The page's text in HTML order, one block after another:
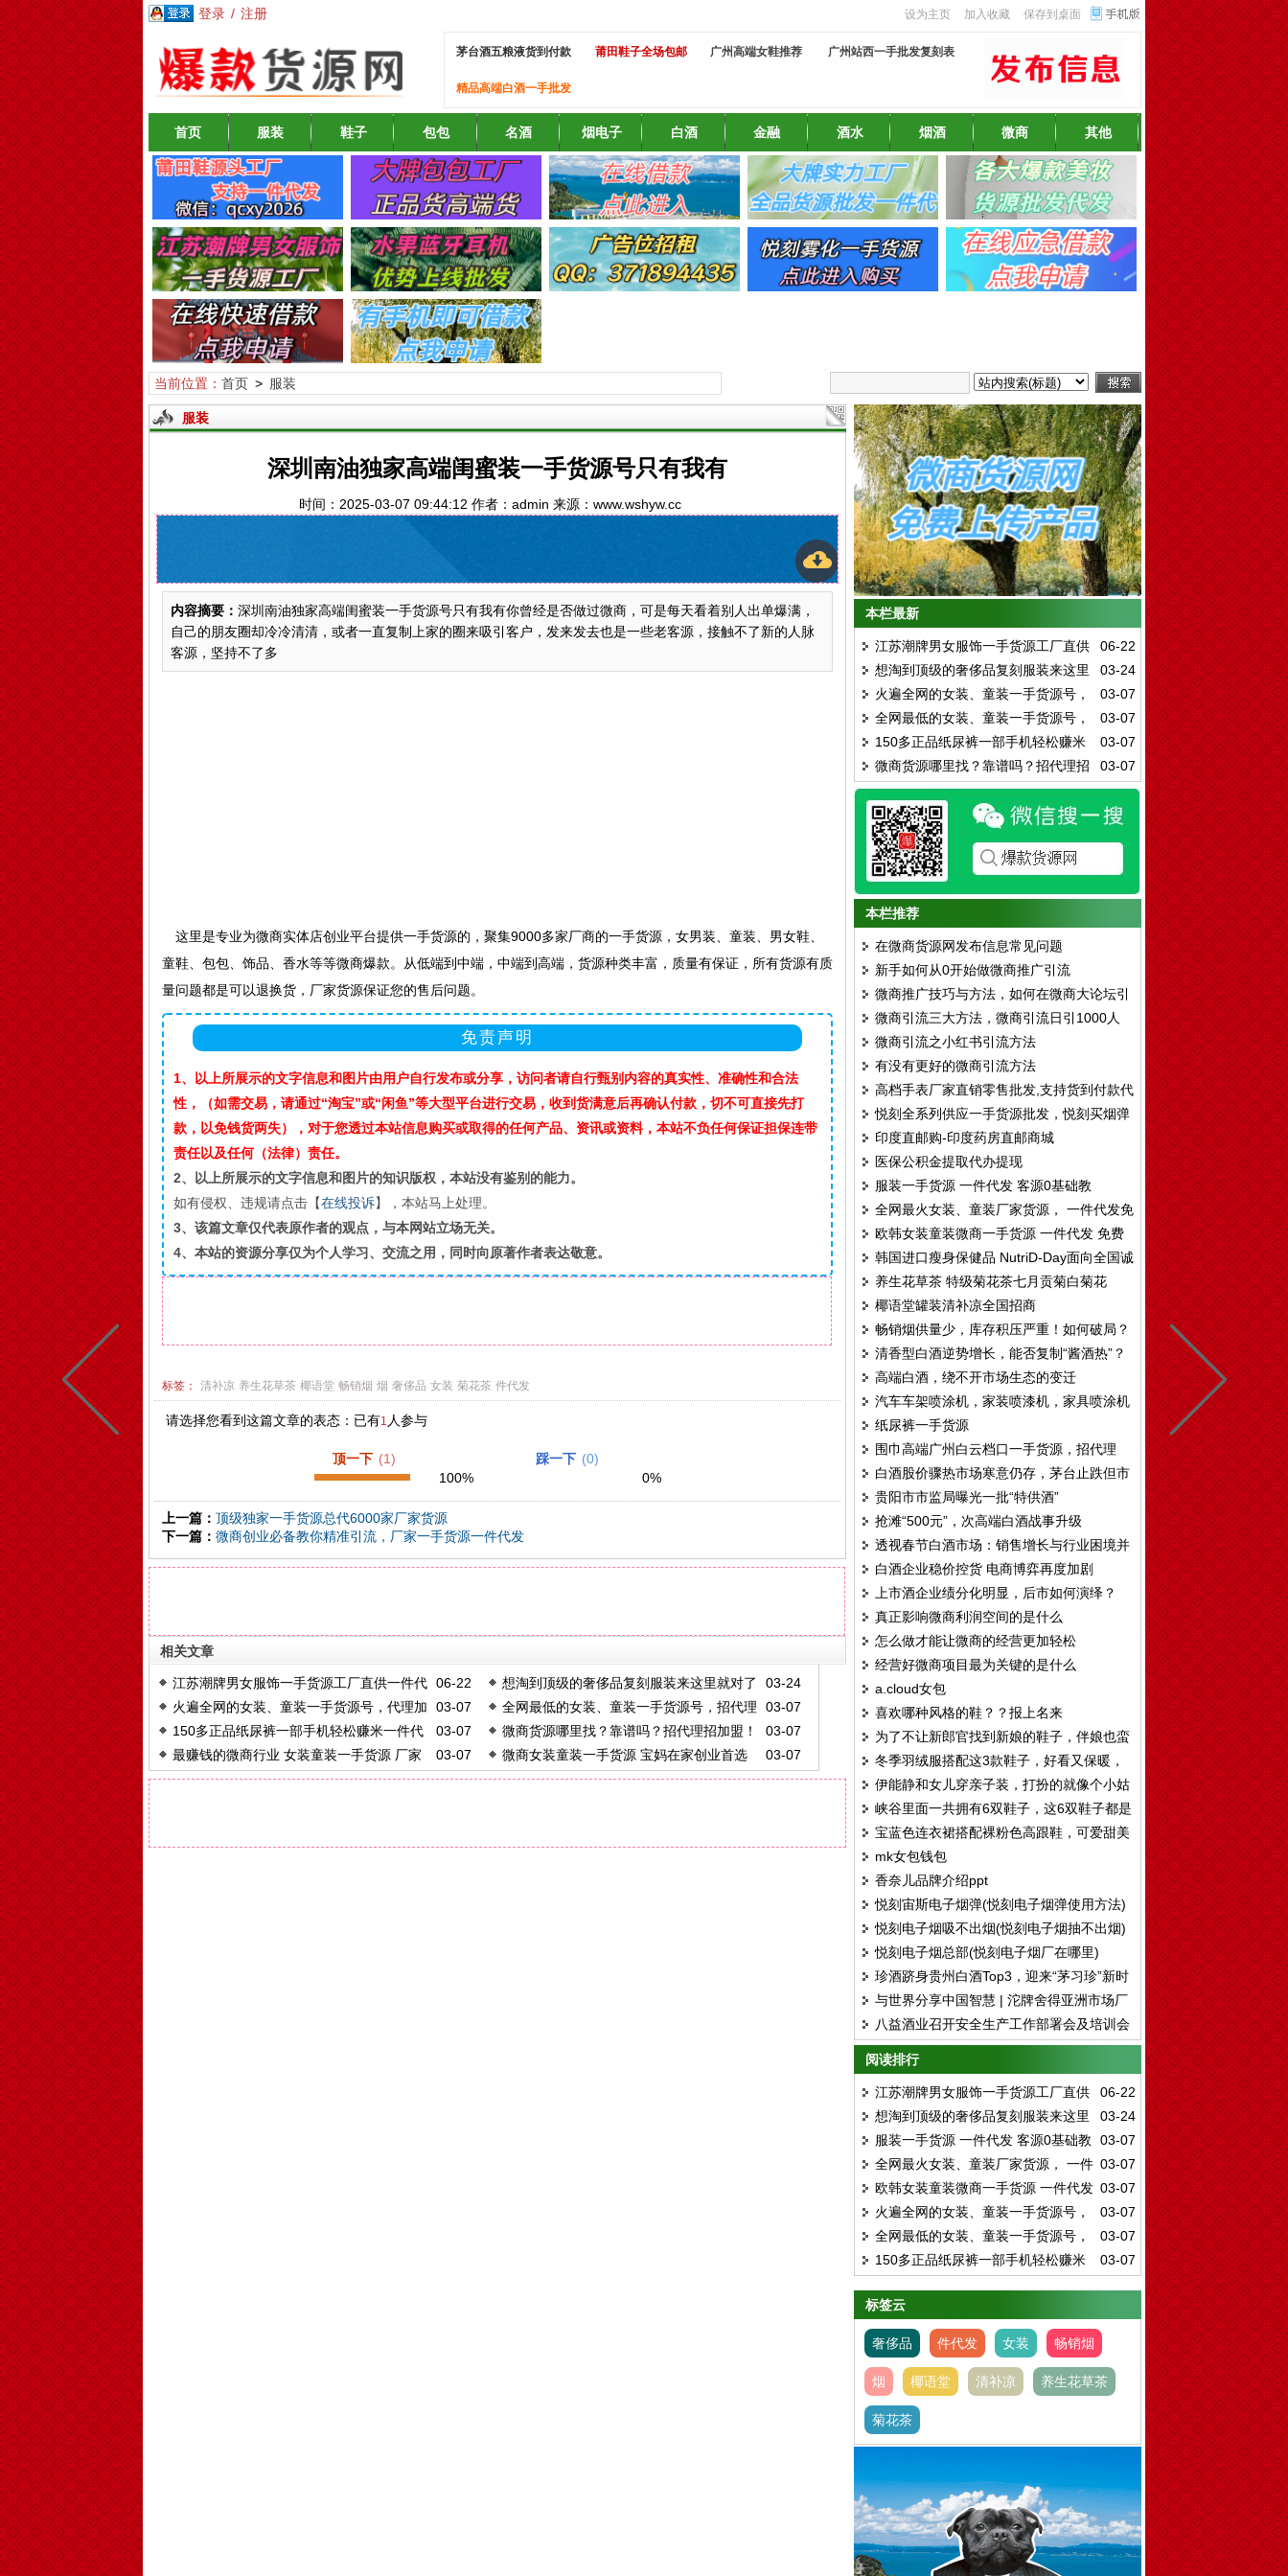
登录 / 注册 设为主页 加入收藏 保存到桌面
茅台酒五粮液货到付款 莆田鞋子全场包邮 广州高端女鞋推荐 广州站西一手批发复刻表
精品高端白酒一手批发
首页 服装 鞋子 包包 名酒 烟电子 白酒 金融 酒水 烟酒 微商 其他
当前位置： 首页> 服装
服装
深圳南油独家高端闺蜜装一手货源号只有我有
时间：2025-03-07 09:44:12 作者：admin 来源：www.wshyw.cc
内容摘要： 深圳南油独家高端闺蜜装一手货源号只有我有你曾经是否做过微商，可是每天看着别人出单爆满，
自己的朋友圈却冷冷清清，或者一直复制上家的圈来吸引客户，发来发去也是一些老客源，接触不了新的人脉
客源，坚持不了多
这里是专业为微商实体店创业平台提供一手货源的，聚集9000多家厂商的一手货源，女男装、童装、男女鞋、
童鞋、包包、饰品、香水等等微商爆款。从低端到中端，中端到高端，货源种类丰富，质量有保证，所有货源有质
量问题都是可以退换货，厂家货源保证您的售后问题。
免责声明
1、以上所展示的文字信息和图片由用户自行发布或分享，访问者请自行甄别内容的真实性、准确性和合法
性，（如需交易，请通过“淘宝”或“闲鱼”等大型平台进行交易，收到货满意后再确认付款，切不可直接先打
款，以免钱货两失），对于您透过本站信息购买或取得的任何产品、资讯或资料，本站不负任何保证担保连带
责任以及任何（法律）责任。
2、以上所展示的文字信息和图片的知识版权，本站没有鉴别的能力。
如有侵权、违规请点击【在线投诉】，本站马上处理。
3、该篇文章仅代表原作者的观点，与本网站立场无关。
4、本站的资源分享仅为个人学习、交流之用，同时向原著作者表达敬意。
标签： 清补凉 养生花草茶 椰语堂 畅销烟 烟 奢侈品 女装 菊花茶 件代发
请选择您看到这篇文章的表态：已有1 人参与
顶一下 (1)
100%
踩一下 (0)
0%
上一篇： 顶级独家一手货源总代6000家厂家货源
下一篇： 微商创业必备教你精准引流，厂家一手货源一件代发
相关文章
06-22
江苏潮牌男女服饰一手货源工厂直供一件代
发
03-24
想淘到顶级的奢侈品复刻服装来这里就对了
03-07
火遍全网的女装、童装一手货源号，代理加
盟兼职首选！
03-07
全网最低的女装、童装一手货源号，招代理
加盟
03-07
150多正品纸尿裤一部手机轻松赚米一件代
发0囤货
03-07
微商货源哪里找？靠谱吗？招代理招加盟！
03-07
最赚钱的微商行业 女装童装一手货源 厂家
一件代发
03-07
微商女装童装一手货源 宝妈在家创业首选
一件代发
本栏最新
06-22
江苏潮牌男女服饰一手货源工厂直供
一件代发
03-24
想淘到顶级的奢侈品复刻服装来这里
就对了
03-07
火遍全网的女装、童装一手货源号，
代理加盟兼职首选！
03-07
全网最低的女装、童装一手货源号，
招代理加盟
03-07
150多正品纸尿裤一部手机轻松赚米
一件代发0囤货
03-07
微商货源哪里找？靠谱吗？招代理招
加盟！
本栏推荐
在微商货源网发布信息常见问题
新手如何从0开始做微商推广引流
微商推广技巧与方法，如何在微商大论坛引
流
微商引流三大方法，微商引流日引1000人
微商引流之小红书引流方法
有没有更好的微商引流方法
高档手表厂家直销零售批发,支持货到付款代
发
悦刻全系列供应一手货源批发，悦刻买烟弹
送烟杆厂家拿货渠道
印度直邮购-印度药房直邮商城
医保公积金提取代办提现
服装一手货源 一件代发 客源0基础教
全网最火女装、童装厂家货源， 一件代发免
费代理
欧韩女装童装微商一手货源 一件代发 免费
代理
韩国进口瘦身保健品 NutriD-Day面向全国诚
招区域代理
养生花草茶 特级菊花茶七月贡菊白菊花
椰语堂罐装清补凉全国招商
畅销烟供量少，库存积压严重！如何破局？
清香型白酒逆势增长，能否复制“酱酒热”？
高端白酒，绕不开市场生态的变迁
汽车车架喷涂机，家装喷漆机，家具喷涂机
T328
纸尿裤一手货源
围巾高端广州白云档口一手货源，招代理
白酒股价骤热市场寒意仍存，茅台止跌但市
场观望情绪仍重
贵阳市市监局曝光一批“特供酒”
抢滩“500元”，次高端白酒战事升级
透视春节白酒市场：销售增长与行业困境并
存
白酒企业稳价控货 电商博弈再度加剧
上市酒企业绩分化明显，后市如何演绎？
真正影响微商利润空间的是什么
怎么做才能让微商的经营更加轻松
经营好微商项目最为关键的是什么
a.cloud女包
喜欢哪种风格的鞋？？报上名来
为了不让新郎官找到新娘的鞋子，伴娘也蛮
拼了。。。
冬季羽绒服搭配这3款鞋子，好看又保暖，
还能显腿长！
伊能静和女儿穿亲子装，打扮的就像个小姑
娘，脚上的鞋子真好看
峡谷里面一共拥有6双鞋子，这6双鞋子都是
各有各的好处和风格
宝蓝色连衣裙搭配裸粉色高跟鞋，可爱甜美
有气质
mk女包钱包
香奈儿品牌介绍ppt
悦刻宙斯电子烟弹(悦刻电子烟弹使用方法)
悦刻电子烟吸不出烟(悦刻电子烟抽不出烟)
悦刻电子烟总部(悦刻电子烟厂在哪里)
珍酒跻身贵州白酒Top3，迎来“茅习珍”新时
代
与世界分享中国智慧 | 沱牌舍得亚洲市场厂
商合作交流会圆满举行
八益酒业召开安全生产工作部署会及培训会
阅读排行
06-22
江苏潮牌男女服饰一手货源工厂直供
一件代发
03-24
想淘到顶级的奢侈品复刻服装来这里
就对了
03-07
服装一手货源 一件代发 客源0基础教
03-07
全网最火女装、童装厂家货源， 一件
代发免费代理
03-07
欧韩女装童装微商一手货源 一件代发
免费代理
03-07
火遍全网的女装、童装一手货源号，
代理加盟兼职首选！
03-07
全网最低的女装、童装一手货源号，
招代理加盟
03-07
150多正品纸尿裤一部手机轻松赚米
标签云
奢侈品 件代发 女装 畅销烟
烟 椰语堂 清补凉 养生花草茶
菊花茶